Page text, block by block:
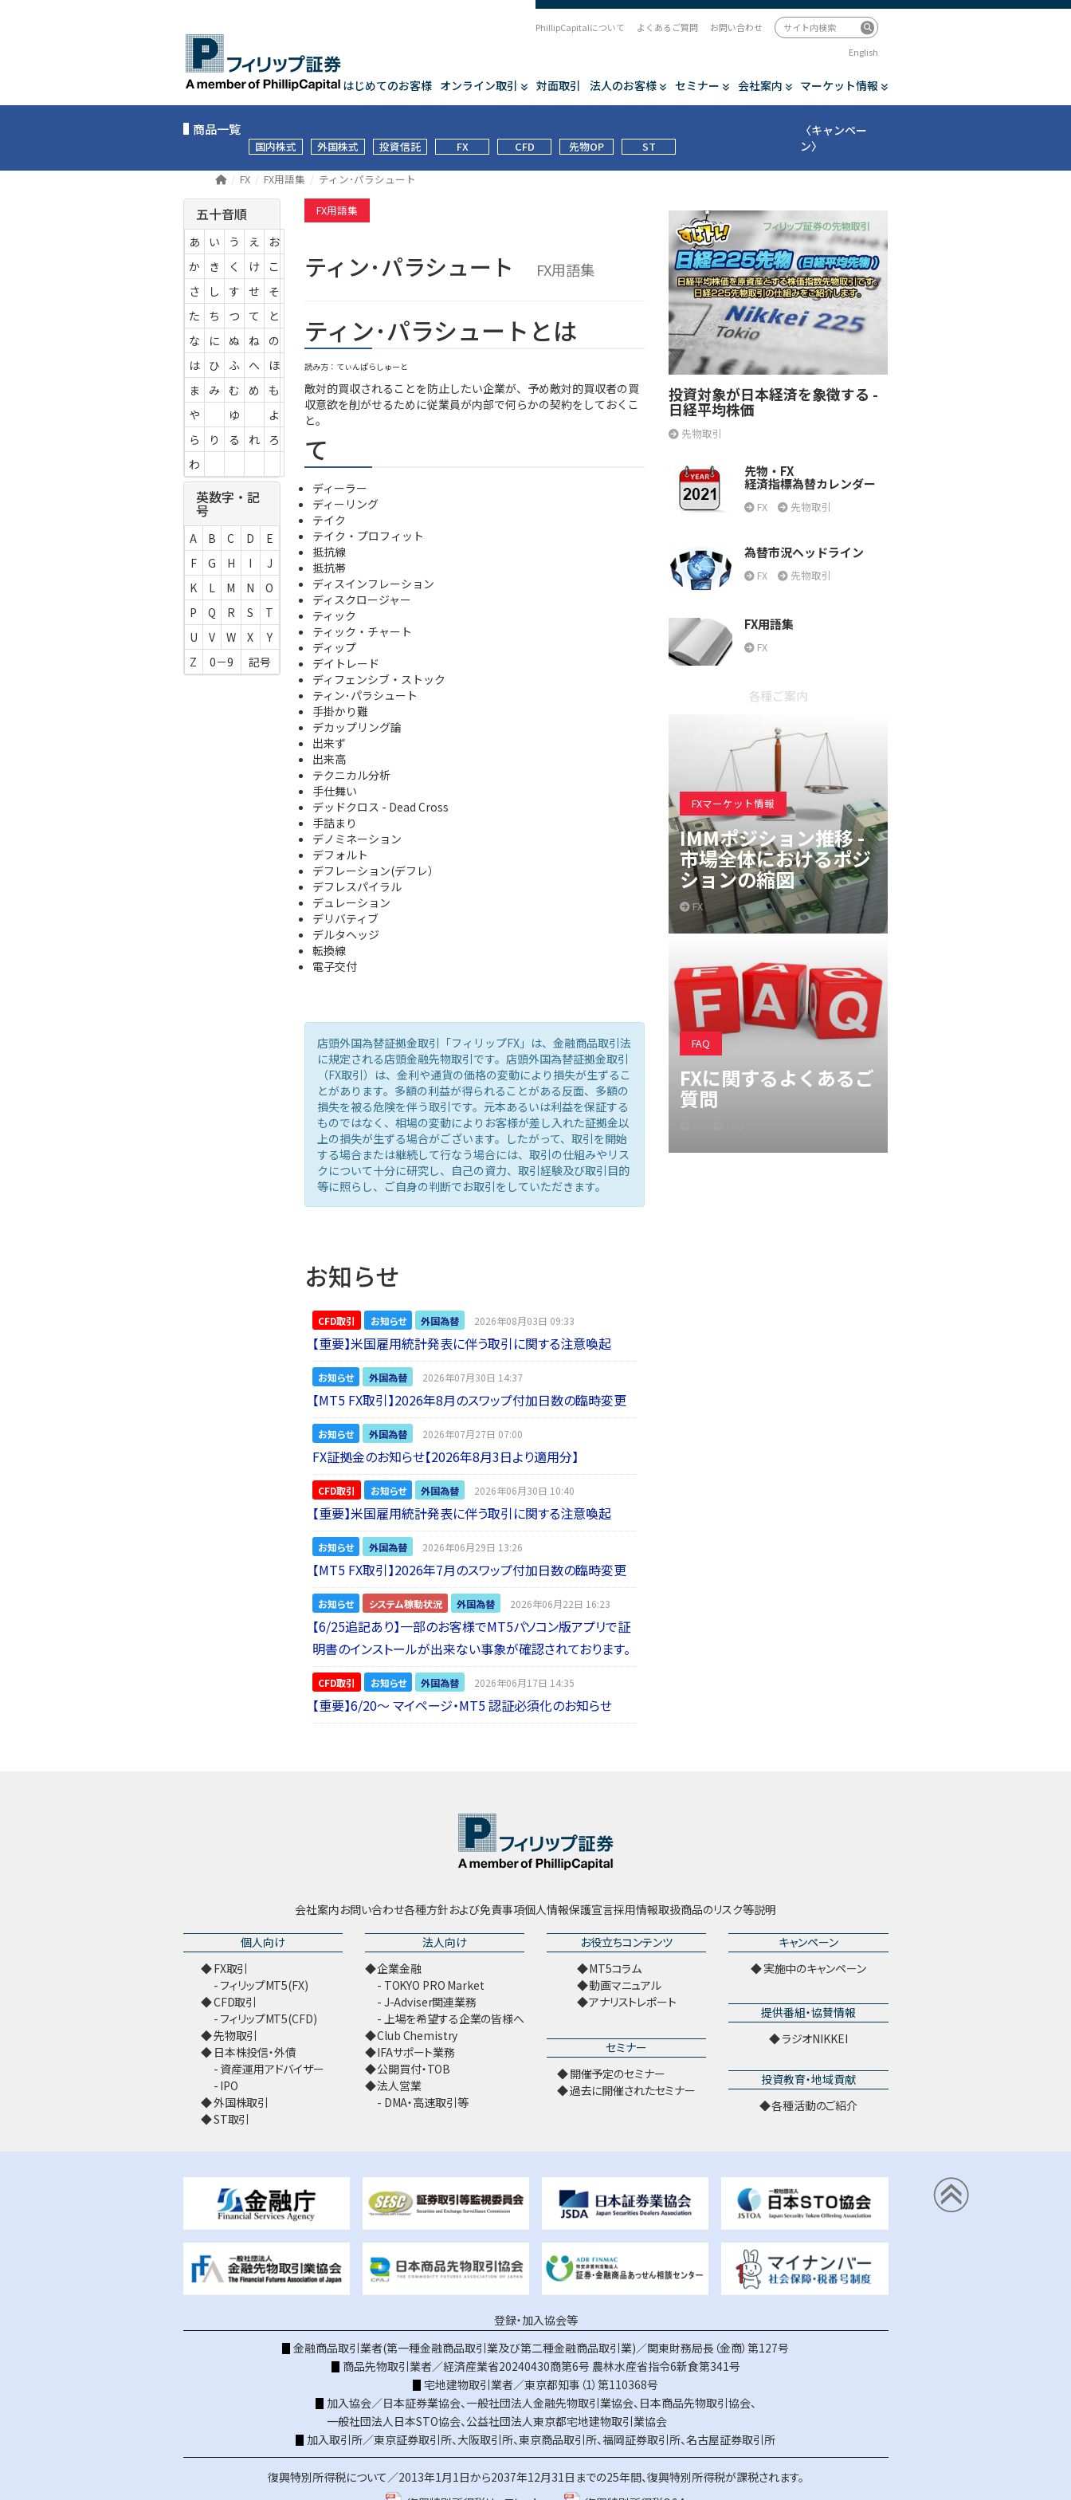
はじめてのお客様 オンライン取引 対面取引 法人のお客様 セミナー 会社案内 マーケット情報
PhillipCapitalについて よくあるご質問
お問い合わせ
English
商品一覧
国内株式 外国株式 投資信託 FX CFD 先物OP ST
〈キャンペー
ン〉
FX FX用語集 ティン･パラシュート
FX用語集
ティン･パラシュート FX用語集
ティン･パラシュートとは
読み方：てぃんぱらしゅーと
敵対的買収されることを防止したい企業が、予め敵対的買収者の買
収意欲を削がせるために従業員が内部で何らかの契約をしておくこ
と。
て
ディーラー
ディーリング
テイク
テイク・プロフィット
抵抗線
抵抗帯
ディスインフレーション
ディスクロージャー
ティック
ティック・チャート
ディップ
デイトレード
ディフェンシブ・ストック
ティン･パラシュート
手掛かり難
デカップリング論
出来ず
出来高
テクニカル分析
手仕舞い
デッドクロス - Dead Cross
手詰まり
デノミネーション
デフォルト
デフレーション(デフレ）
デフレスパイラル
デュレーション
デリバティブ
デルタヘッジ
転換線
電子交付
店頭外国為替証拠金取引「フィリップFX」は、金融商品取引法
に規定される店頭金融先物取引です。店頭外国為替証拠金取引
（FX取引）は、金利や通貨の価格の変動により損失が生ずるこ
とがあります。多額の利益が得られることがある反面、多額の
損失を被る危険を伴う取引です。元本あるいは利益を保証する
ものではなく、相場の変動によりお客様が差し入れた証拠金以
上の損失が生ずる場合がございます。したがって、取引を開始
する場合または継続して行なう場合には、取引の仕組みやリス
クについて十分に研究し、自己の資力、取引経験及び取引目的
等に照らし、ご自身の判断でお取引をしていただきます。
お知らせ
CFD取引 お知らせ 外国為替 2026年08月03日 09:33
【重要】米国雇用統計発表に伴う取引に関する注意喚起
お知らせ 外国為替 2026年07月30日 14:37
【MT5 FX取引】2026年8月のスワップ付加日数の臨時変更
お知らせ 外国為替 2026年07月27日 07:00
FX証拠金のお知らせ【2026年8月3日より適用分】
CFD取引 お知らせ 外国為替 2026年06月30日 10:40
【重要】米国雇用統計発表に伴う取引に関する注意喚起
お知らせ 外国為替 2026年06月29日 13:26
【MT5 FX取引】2026年7月のスワップ付加日数の臨時変更
お知らせ システム稼動状況 外国為替 2026年06月22日 16:23
【6/25追記あり】一部のお客様でMT5パソコン版アプリで証
明書のインストールが出来ない事象が確認されております。
CFD取引 お知らせ 外国為替 2026年06月17日 14:35
【重要】6/20～ マイページ・MT5 認証必須化のお知らせ
五十音順
あ い う え
お
か
き く け
こ
さ
し す せ
そ
た
ち つ て
と
な
に ぬ ね
の
は
ひ ふ へ
ほ
ま
み む め
も
や
ゆ
よ
ら
り る れ
ろ
わ
英数字・記
号
A B C D
E
F
G H I
J
K
L M N
O
P
Q R S
T
U
V W X
Y
Z
0－9 記号
投資対象が日本経済を象徴する -
日経平均株価
先物取引
先物・FX
経済指標為替カレンダー
FX 先物取引
為替市況ヘッドライン
FX 先物取引
FX用語集
FX
各種ご案内
FXマーケット情報
IMMポジション推移 -
市場全体におけるポジ
ションの縮図
FX
FAQ
FXに関するよくあるご
質問
会社案内お問い合わせ各種方針および免責事項個人情報保護宣言採用情報取扱商品のリスク等説明
個人向け
FX取引
フィリップMT5(FX)
CFD取引
フィリップMT5(CFD)
先物取引
日本株投信・外債
資産運用アドバイザー
IPO
外国株取引
ST取引
法人向け
企業金融
TOKYO PRO Market
J-Adviser関連業務
上場を希望する企業の皆様へ
Club Chemistry
IFAサポート業務
公開買付・TOB
法人営業
DMA・高速取引等
お役立ちコンテンツ
MT5コラム
動画マニュアル
アナリストレポート
セミナー
開催予定のセミナー
過去に開催されたセミナー
キャンペーン
実施中のキャンペーン
提供番組・協賛情報
ラジオNIKKEI
投資教育・地域貢献
各種活動のご紹介
登録・加入協会等
金融商品取引業者(第一種金融商品取引業及び第二種金融商品取引業)／関東財務局長（金商）第127号
商品先物取引業者／経済産業省20240430商第6号 農林水産省指令6新食第341号
宅地建物取引業者／東京都知事（1）第110368号
加入協会／日本証券業協会、 一般社団法人金融先物取引業協会、 日本商品先物取引協会、
一般社団法人日本STO協会、 公益社団法人東京都宅地建物取引業協会
加入取引所／東京証券取引所、大阪取引所、東京商品取引所、福岡証券取引所、名古屋証券取引所
復興特別所得税について／2013年1月1日から2037年12月31日までの25年間、復興特別所得税が課税されます。